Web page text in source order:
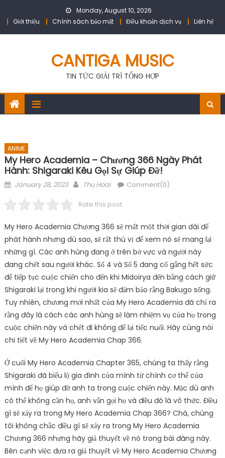
Monday, August 10, 2026
Giới thiệu
Chính sách bảo mật Điều khoản dịch vụ Liên hệ
CANTIGA MUSIC
TIN TỨC GIẢI TRÍ TỔNG HỢP
ANIME
My Hero Academia – Chương 366 Ngày Phát
Hành: Shigaraki Kêu Gọi Sự Giúp Đỡ!
Posted
January 28, 2023 Author
Thu Hoai Comment(0)
Rate this post
My Hero Academia Chương 366 sẽ mất một thời gian dài để
phát hành nhưng dù sao, sẽ rất thú vị để xem nó sẽ mang lại
những gì. Các anh hùng đang ở trên bờ vực và người này
đang chết sau người khác. Số 4 và Số 5 đang cố gắng hết sức
để tiếp tục cuộc chiến cho đến khi Midoirya đến bằng cách giữ
Shigaraki lại trong khi người kia sẽ đảm bảo rằng Bakugo sống.
Tuy nhiên, chương mới nhất của My Hero Academia đã chỉ ra
rằng đây là cách các anh hùng sẽ làm nhiệm vụ của họ trong
cuộc chiến này và chết đi không để lại tiếc nuối. Hãy cùng nói
chi tiết về My Hero Academia Chap 366.
Ở cuối My Hero Academia Chapter 365, chúng ta thấy rằng
Shigaraki đã biểu lộ gia đình của mình từ chính cơ thể của
mình để họ giúp đỡ anh ta trong cuộc chiến này. Mặc dù anh
có thể không cần họ, anh vẫn gọi họ và điều đó là vô thức. Điều
gì sẽ xảy ra trong My Hero Academia Chap 366? Chà, chúng
tôi không chắc điều gì sẽ xảy ra trong My Hero Academia
Chương 366 nhưng hãy giả thuyết về nó trong bài đăng này.
Bên cạnh việc đưa ra giả thuyết về My Hero Academia Chương